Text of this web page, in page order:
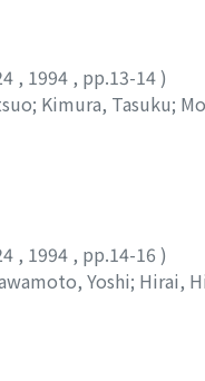
, 1994 , pp.13-14)
; Kimura, Tasuku;
, 1994 , pp.14-16 )
Yoshi; Hirai,